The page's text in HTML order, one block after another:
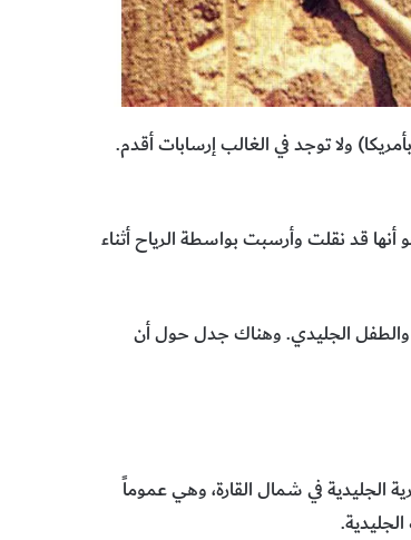
ولا توجد في الغالب إرسابات أقدم.
قد نقلت وأرسبت بواسطة الرياح أثناء
الجليدي. وهناك جدل حول أن
الجليدية في شمال القارة، وهي عموماً